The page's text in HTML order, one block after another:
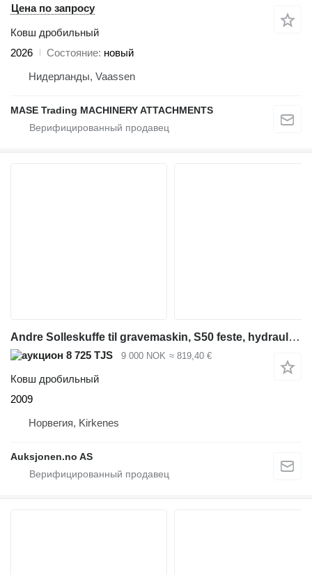
Цена по запросу
Ковш дробильный
2026
Состояние новый
Нидерланды, Vaassen
MASE Trading MACHINERY ATTACHMENTS
Andre Solleskuffe til gravemaskin, S50 feste, hydraulisk
8 725 TJS 9 000 NOK ≈ 819,40 €
Ковш дробильный
2009
Норвегия, Kirkenes
Auksjonen.no AS